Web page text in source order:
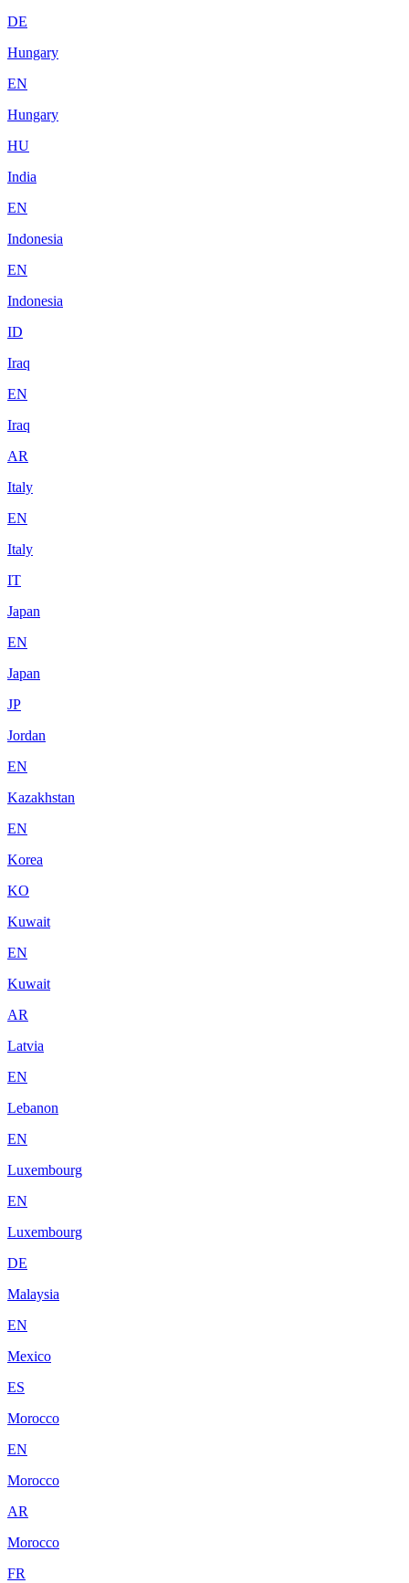
DE
Hungary
EN
Hungary
HU
India
EN
Indonesia
EN
Indonesia
ID
Iraq
EN
Iraq
AR
Italy
EN
Italy
IT
Japan
EN
Japan
JP
Jordan
EN
Kazakhstan
EN
Korea
KO
Kuwait
EN
Kuwait
AR
Latvia
EN
Lebanon
EN
Luxembourg
EN
Luxembourg
DE
Malaysia
EN
Mexico
ES
Morocco
EN
Morocco
AR
Morocco
FR